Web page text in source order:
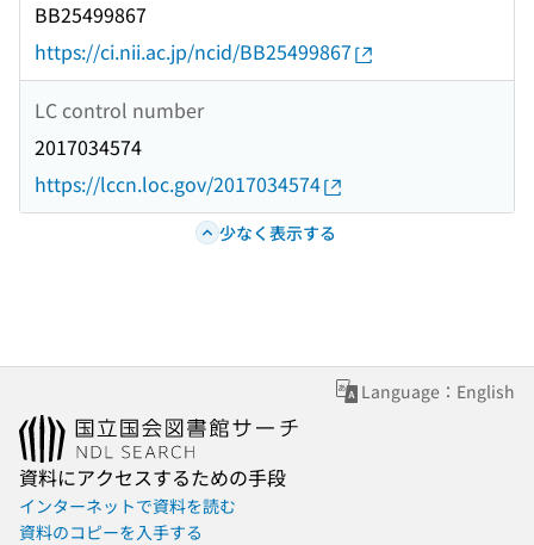
BB25499867
https://ci.nii.ac.jp/ncid/BB25499867
LC control number
2017034574
https://lccn.loc.gov/2017034574
少なく表示する
Language：English
資料にアクセスするための手段
インターネットで資料を読む
資料のコピーを入手する